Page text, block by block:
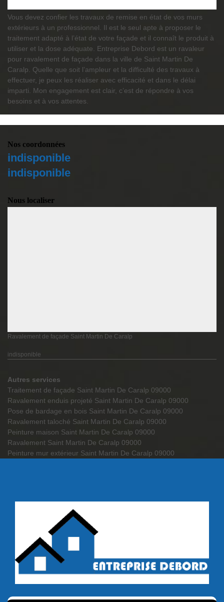
Vous devez confier les travaux de remise en état de vos murs
extérieurs à un professionnel. Il est le seul apte à proposer le
traitement adapté à l’état de votre façade et il connaît le produit à
utiliser et la dose adéquate. Entreprise Debord est un ravaleur
pour ravalement de façade dans la ville de Saint Martin De
Caralp. Quelle que soit l’ampleur et la difficulté des travaux à
effectuer, je peux les réaliser avec efficacité et dans le délai
imparti. Mon engagement est clair, c’est de répondre à vos
besoins et à vos attentes.
Nos coordonnées
indisponible
indisponible
Nous localiser
Ravalement de façade Saint Martin De Caralp
indisponible
Autres services
Traitement de façade Saint Martin De Caralp 09000
Ravalement enduis projeté Saint Martin De Caralp 09000
Pose de bardage en bois Saint Martin De Caralp 09000
Ravalement taloché Saint Martin De Caralp 09000
Peinture maison Saint Martin De Caralp 09000
Ravalement Saint Martin De Caralp 09000
Peinture mur extérieur Saint Martin De Caralp 09000